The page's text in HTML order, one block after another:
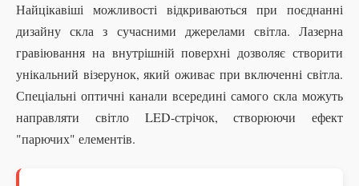
Найцікавіші можливості відкриваються при поєднанні
дизайну скла з сучасними джерелами світла. Лазерна
гравіювання на внутрішній поверхні дозволяє створити
унікальний візерунок, який оживає при включенні світла.
Спеціальні оптичні канали всередині самого скла можуть
направляти світло LED-стрічок, створюючи ефект
"парючих" елементів.